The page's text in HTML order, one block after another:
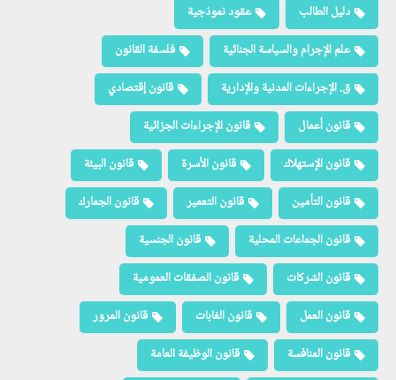
دليل الطالب
عقود نموذجية
علم الإجرام والسياسة الجنائية
فلسفة القانون
ق. الإجراءات المدنية والإدارية
قانون إقتصادي
قانون أعمال
قانون الإجراءات الجزائية
قانون الإستهلاك
قانون الأسرة
قانون البيئة
قانون التأمين
قانون التعمير
قانون الجمارك
قانون الجماعات المحلية
قانون الجنسية
قانون الشركات
قانون الصفقات العمومية
قانون العمل
قانون الغابات
قانون المرور
قانون المنافسة
قانون الوظيفة العامة